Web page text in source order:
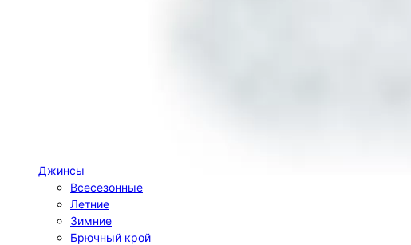
Джинсы
Всесезонные
Летние
Зимние
Брючный крой